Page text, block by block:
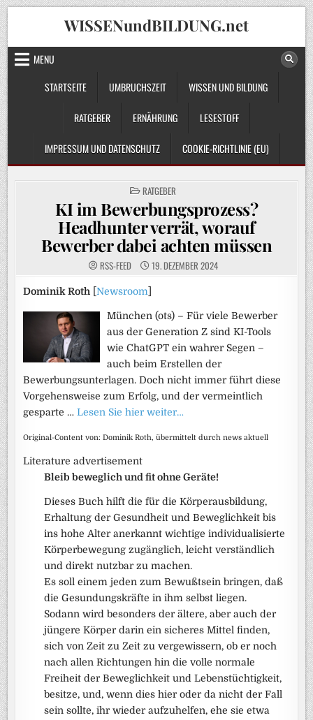
Skip
to
content
WISSENundBILDUNG.net
MENU
STARTSEITE
UMBRUCHSZEIT WISSEN UND BILDUNG
RATGEBER ERNÄHRUNG LESESTOFF
IMPRESSUM UND DATENSCHUTZ COOKIE-RICHTLINIE (EU)
POSTED
IN
RATGEBER
KI im Bewerbungsprozess?
Headhunter verrät, worauf
Bewerber dabei achten müssen
RSS-FEED 19. DEZEMBER 2024
Dominik Roth [Newsroom
München (ots) – Für viele Bewerber
aus der Generation Z sind KI-Tools
wie ChatGPT ein wahrer Segen –
auch beim Erstellen der
Bewerbungsunterlagen. Doch nicht immer führt diese
Vorgehensweise zum Erfolg, und der vermeintlich
gesparte …Lesen Sie hier weiter…
Original-Content von: Dominik Roth, übermittelt durch news aktuell
Literature advertisement
Bleib beweglich und fit ohne Geräte!
Dieses Buch hilft die für die Körperausbildung,
Erhaltung der Gesundheit und Beweglichkeit bis
ins hohe Alter anerkannt wichtige individualisierte
Körperbewegung zugänglich, leicht verständlich
und direkt nutzbar zu machen.
Es soll einem jeden zum Bewußtsein bringen, daß
die Gesundungskräfte in ihm selbst liegen.
Sodann wird besonders der ältere, aber auch der
jüngere Körper darin ein sicheres Mittel finden,
sich von Zeit zu Zeit zu vergewissern, ob er noch
nach allen Richtungen hin die volle normale
Freiheit der Beweglichkeit und Lebenstüchtigkeit,
besitze, und, wenn dies hier oder da nicht der Fall
sein sollte, ihr wieder aufzuhelfen, ehe sie etwa